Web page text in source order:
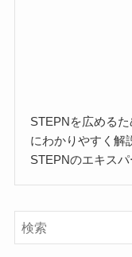
STEPNを広める
にわかりやすく解
STEPNのエキス